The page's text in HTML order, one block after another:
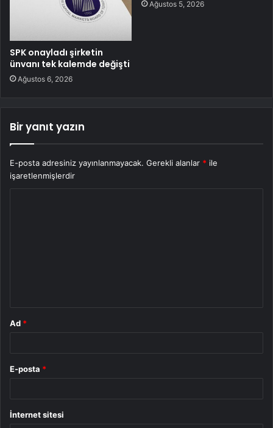
SPK onayladı şirketin
ünvanı tek kalemde değişti
Ağustos 6, 2026
Ağustos 5, 2026
Bir yanıt yazın
E-posta adresiniz yayınlanmayacak. Gerekli alanlar * ile
işaretlenmişlerdir
Ad *
E-posta *
İnternet sitesi